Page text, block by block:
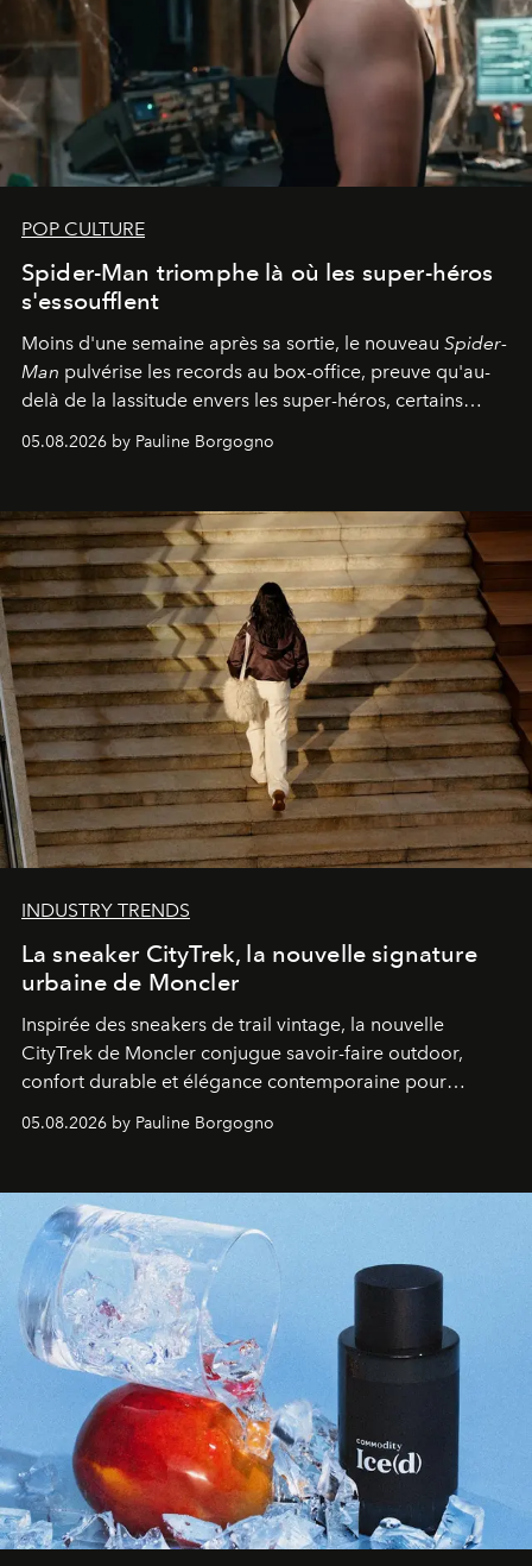
POP CULTURE
Spider-Man triomphe là où les super-héros
s'essoufflent
Moins d'une semaine après sa sortie, le nouveau Spider-
Man pulvérise les records au box-office, preuve qu'au-
delà de la lassitude envers les super-héros, certains
personnages continuent de susciter une ferveur intacte.
05.08.2026 by Pauline Borgogno
INDUSTRY TRENDS
La sneaker CityTrek, la nouvelle signature
urbaine de Moncler
Inspirée des sneakers de trail vintage, la nouvelle
CityTrek de Moncler conjugue savoir-faire outdoor,
confort durable et élégance contemporaine pour
accompagner les explorations du quotidien.
05.08.2026 by Pauline Borgogno